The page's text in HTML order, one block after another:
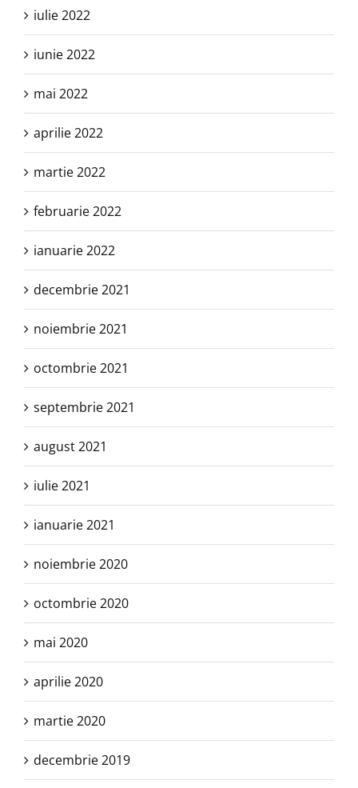
iulie 2022
iunie 2022
mai 2022
aprilie 2022
martie 2022
februarie 2022
ianuarie 2022
decembrie 2021
noiembrie 2021
octombrie 2021
septembrie 2021
august 2021
iulie 2021
ianuarie 2021
noiembrie 2020
octombrie 2020
mai 2020
aprilie 2020
martie 2020
decembrie 2019